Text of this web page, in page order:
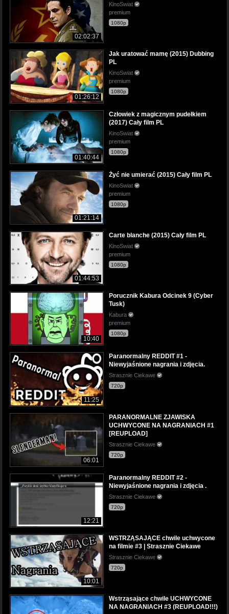
02:02:37
KinoSwiat
premium
1080p
01:26:12
Jak uratować mamę (2015) Dubbing
PL
KinoSwiat
premium
1080p
01:40:44
Człowiek z magicznym pudełkiem
(2017) Cały film PL
KinoSwiat
premium
1080p
01:21:14
Żyć nie umierać (2015) Cały film PL
KinoSwiat
premium
1080p
01:44:53
Carte blanche (2015) Cały film PL
KinoSwiat
premium
1080p
10:40
Porucznik Kabura Odcinek 9 (Cyber
Tusk)
Kabura
premium
1080p
11:25
Paranormalny REDDIT #1 -
Niewyjaśnione nagrania i zdjęcia.
Strasznie Ciekawe
720p
06:01
PARANORMALNE ZJAWISKA
UCHWYCONE NA NAGRANIACH #1
[REUPLOAD]
Strasznie Ciekawe
720p
12:21
Paranormalny REDDIT #2 -
Niewyjaśnione nagrania i zdjęcia .
Strasznie Ciekawe
720p
10:01
WSTRZĄSAJĄCE chwile uchwycone
na filmie #3 | Strasznie Ciekawe
Strasznie Ciekawe
720p
Wstrząsające chwile UCHWYCONE
NA NAGRANIACH #3 (REUPLOAD!!!)